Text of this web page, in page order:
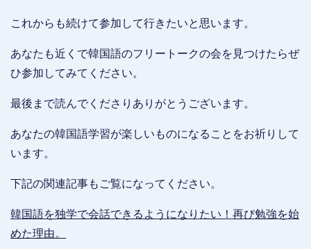
これからも続けて参加して行きたいと思います。
あなたも近くで韓国語のフリートークの会を見つけたらぜ
ひ参加してみてください。
最後まで読んでくださりありがとうございます。
あなたの韓国語学習が楽しいものになることをお祈りして
います。
下記の関連記事もご覧になってください。
韓国語を独学で会話できるようになりたい！再び勉強を始
めた理由。